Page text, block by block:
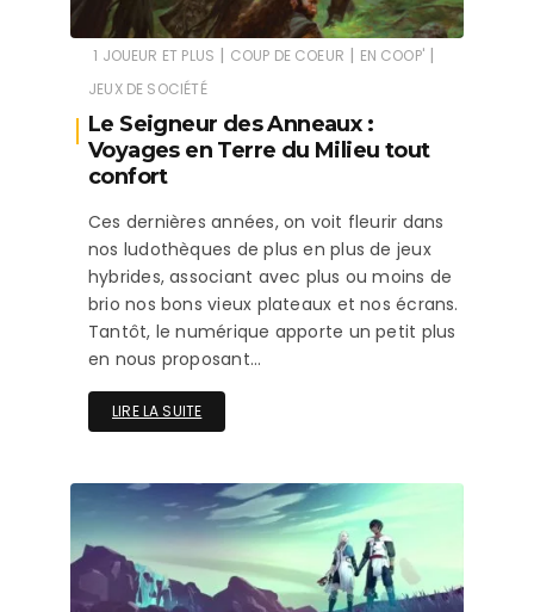
1 JOUEUR ET PLUS | COUP DE COEUR | EN COOP' |
JEUX DE SOCIÉTÉ
Le Seigneur des Anneaux :
Voyages en Terre du Milieu tout
confort
Ces dernières années, on voit fleurir dans
nos ludothèques de plus en plus de jeux
hybrides, associant avec plus ou moins de
brio nos bons vieux plateaux et nos écrans.
Tantôt, le numérique apporte un petit plus
en nous proposant…
LIRE LA SUITE